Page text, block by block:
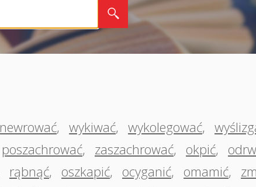
, wykiwać, wykolegować,
poszachrować, zaszachrować, okpić,
rąbnąć, oszkapić, ocyganić, omamić,